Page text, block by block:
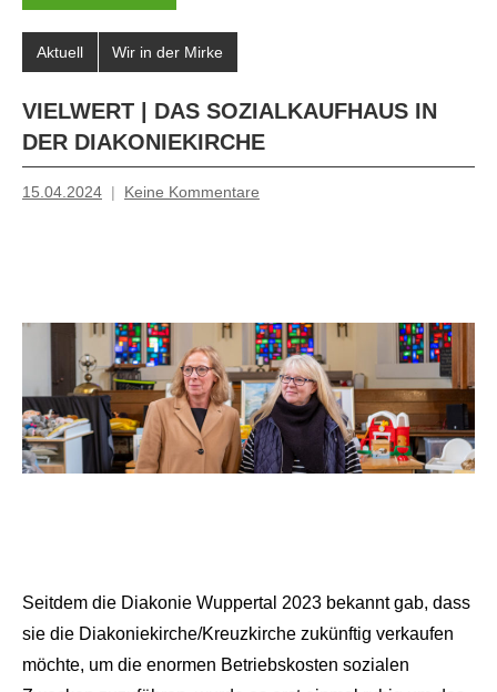
Aktuell Wir in der Mirke
VIELWERT | DAS SOZIALKAUFHAUS IN
DER DIAKONIEKIRCHE
15.04.2024
Mosche
Keine Kommentare
Seitdem die Diakonie Wuppertal 2023 bekannt gab, dass
sie die Diakoniekirche/Kreuzkirche zukünftig verkaufen
möchte, um die enormen Betriebskosten sozialen